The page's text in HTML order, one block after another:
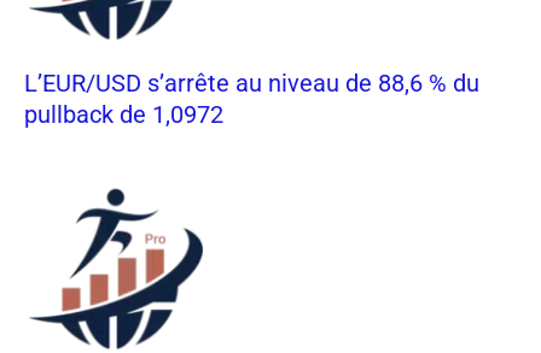
L’EUR/USD s’arrête au niveau de 88,6 % du
pullback de 1,0972